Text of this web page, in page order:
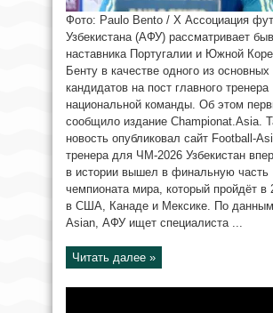
Фото: Paulo Bento / X Ассоциация
Узбекистана (АФУ) рассматривает
наставника Португалии и Южной
Бенту в качестве одного из основных
кандидатов на пост главного тренера
национальной команды. Об этом
сообщило издание Championat.Asia.
новость опубликовал сайт Football-
тренера для ЧМ-2026 Узбекистан
в истории вышел в финальную часть
чемпионата мира, который пройдёт в
в США, Канаде и Мексике. По
Asian, АФУ ищет специалиста ...
Читать далее »